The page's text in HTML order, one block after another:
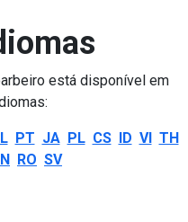
está disponível em
PT JA PL CS ID VI TH
RO SV